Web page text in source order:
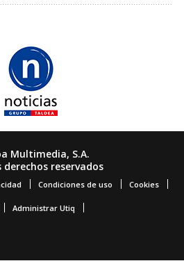
Multimedia, S.A.
derechos reservados
Condiciones de uso Cookies
Administrar Utiq